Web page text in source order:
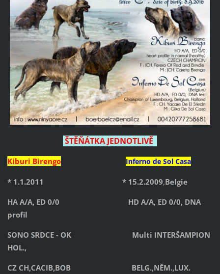
ŠTĚŇÁTKA JEDNOTLIVĚ
Kiburi Birengo Inferno de Sol Casa
* 1.1.2011 * 15.2.2009,Belgie
HA A/A, ED 0/0 HD A/A, ED 0/0, DNA
profil
SONO SRDCE - OK Multi INTERŠAMPION
HOL.,
CZ CH,CACIB,BOB BELG.,NĚM.,LUX.